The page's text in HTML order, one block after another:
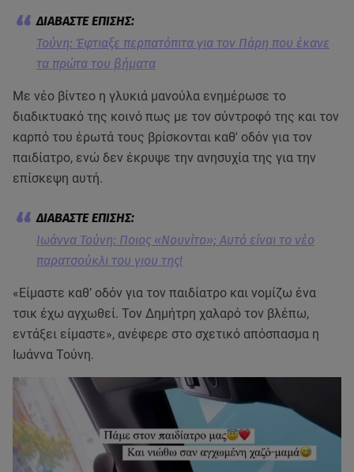
Τούνη: Έφτιαξε περπατόπιτα για τον Πάρη που έκανε
τα πρώτα του βήματα
Με νέο βίντεο η γλυκιά μανούλα ενημέρωσε το
διαδικτυακό της κοινό πως με τον σύντροφό της και τον
καρπό του έρωτά τους βρίσκονται καθ' οδόν για τον
παιδίατρο, ενώ δεν έκρυψε την ανησυχία της για την
επίσκεψη αυτή.
Ιωάννα Τούνη: Ποιος «Νουνίτο»; Αυτό είναι το νέο
παρατσούκλι του γιου της!
«Είμαστε καθ’ οδόν για τον παιδίατρο και νομίζω ένα
τσικ έχω αγχωθεί. Τον Δημήτρη χαλαρό τον βλέπω,
εντάξει είμαστε», ανέφερε στο σχετικό απόσπασμα η
Ιωάννα Τούνη.